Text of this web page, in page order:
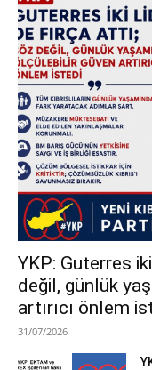
YKP: Guterres
değil, günlük
artırıcı önlem
31/07/2026